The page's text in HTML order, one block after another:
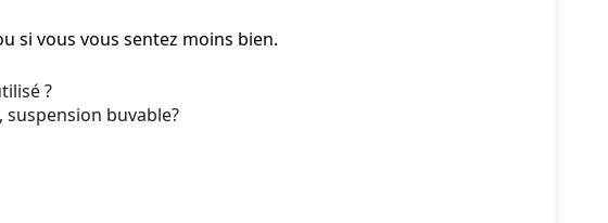
si vous vous sentez moins bien.
?
suspension buvable?